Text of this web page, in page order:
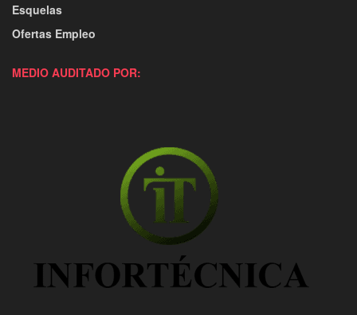
Esquelas
Ofertas Empleo
MEDIO AUDITADO POR: